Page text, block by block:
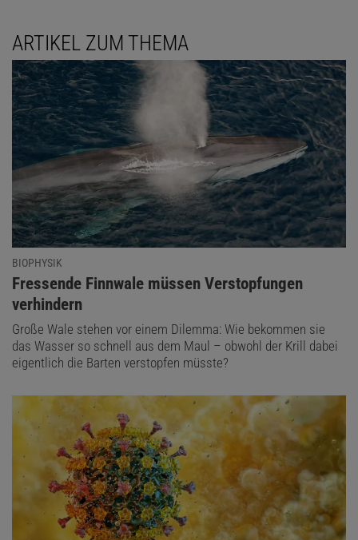
ARTIKEL ZUM THEMA
BIOPHYSIK
:
Fressende Finnwale müssen Verstopfungen
verhindern
Große Wale stehen vor einem Dilemma: Wie bekommen sie
das Wasser so schnell aus dem Maul – obwohl der Krill dabei
eigentlich die Barten verstopfen müsste?